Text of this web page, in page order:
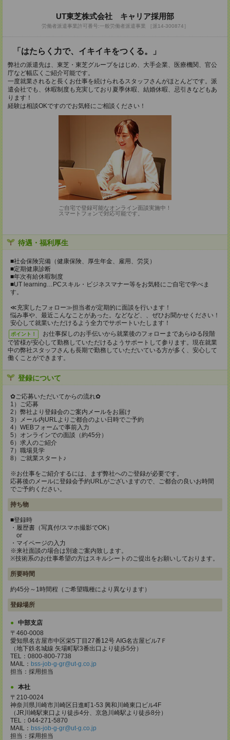
UT東芝株式会社 キャリア採用部
労働者派遣事業許可番号:一般労働者派遣事業 ［派14-300874］
「はたらく力で、イキイキをつくる。」
弊社の派遣先は、東芝・東芝グループをはじめ、大手企業、医療機関、官公
庁など幅広くご紹介可能です。
一度就業されると長くお仕事を続けられるスタッフさんがほとんどです。派
遣会社でも、休暇制度も充実しており夏季休暇、結婚休暇、忌引きなどもあ
ります！
経験は相談OKですのでお気軽にご相談ください！
ご自宅で登録可能なオンライン面談実施中！
スマートフォンで対応可能です。
待遇・福利厚生
■社会保険完備（健康保険、厚生年金、雇用、労災）
■定期健康診断
■年次有給休暇制度
■UT learning…PCスキル・ビジネスマナー等をお気軽にご自宅で学べま
す。
≪充実したフォロー≫担当者が定期的に面談を行います！
悩み事や、最近こんなことがあった。などなど、、ぜひお聞かせください！
安心して就業いただけるよう全力でサポートいたします！
ポイント！
お仕事探しのお手伝いから就業後のフォローまであらゆる段階
で皆様が安心して勤務していただけるようサポートして参ります。現在就業
中の弊社スタッフさんも長期で勤務していただいている方が多く、安心して
働くことができます。
登録について
✿ご応募いただいてからの流れ✿
1）ご応募
2）弊社より登録会のご案内メールをお届け
3）メール内URLよりご都合のよい日時でご予約
4）WEBフォームで事前入力
5）オンラインでの面談（約45分）
6）求人のご紹介
7）職場見学
8）ご就業スタート♪
※お仕事をご紹介するには、まず弊社へのご登録が必要です。
応募後のメールに登録会予約URLがございますので、ご都合の良いお時間
でご予約ください。
持ち物
■登録時
・履歴書（写真付/スマホ撮影でOK）
or
・マイページの入力
※来社面談の場合は別途ご案内致します。
※技術系のお仕事希望の方はスキルシートのご提出をお願いしております。
所要時間
約45分～1時間程（ご希望職種により異なります）
登録場所
中部支店
〒460-0008
愛知県名古屋市中区栄5丁目27番12号 AIG名古屋ビル7Ｆ
（地下鉄名城線 矢場町駅3番出口より徒歩5分）
TEL：0800-800-7738
MAIL： bss-job-g-gr@ut-g.co.jp
担当：採用担当
本社
〒210-0024
神奈川県川崎市川崎区日進町1-53 興和川崎東口ビル4F
（JR川崎駅東口より徒歩4分、京急川崎駅より徒歩8分）
TEL：044-271-5870
MAIL： bss-job-g-gr@ut-g.co.jp
担当：採用担当